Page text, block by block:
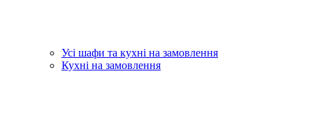
Усі шафи та кухні на замовлення
Кухні на замовлення